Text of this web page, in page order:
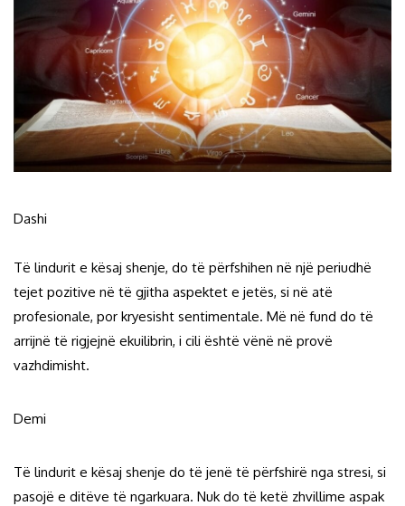
Dashi
Të lindurit e kësaj shenje, do të përfshihen në një periudhë
tejet pozitive në të gjitha aspektet e jetës, si në atë
profesionale, por kryesisht sentimentale. Më në fund do të
arrijnë të rigjejnë ekuilibrin, i cili është vënë në provë
vazhdimisht.
Demi
Të lindurit e kësaj shenje do të jenë të përfshirë nga stresi, si
pasojë e ditëve të ngarkuara. Nuk do të ketë zhvillime aspak